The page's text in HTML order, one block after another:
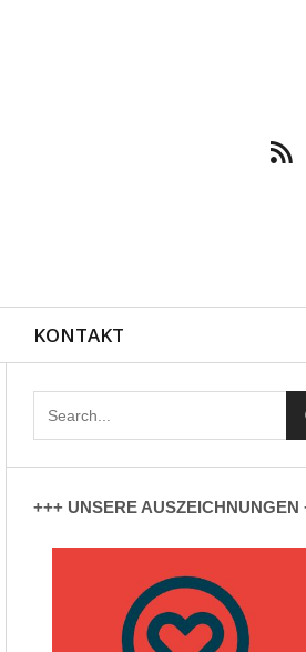
KONTAKT
+++ UNSERE AUSZEICHNUNGEN